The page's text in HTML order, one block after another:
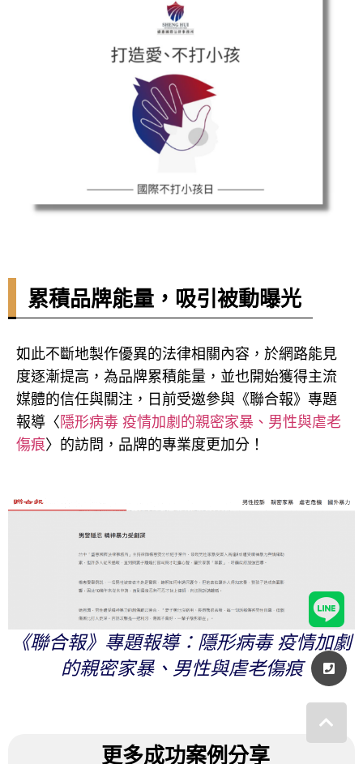
累積品牌能量，吸引被動曝光
如此不斷地製作優異的法律相關內容，於網路能見
度逐漸提高，為品牌累積能量，並也開始獲得主流
媒體的信任與關注，日前受邀參與《聯合報》專題
報導〈 隱形病毒 疫情加劇的親密家暴、男性與虐老
傷痕〉的訪問，品牌的專業度更加分！
《聯合報》專題報導：隱形病毒 疫情加劇
的親密家暴、男性與虐老傷痕
更多成功案例分享